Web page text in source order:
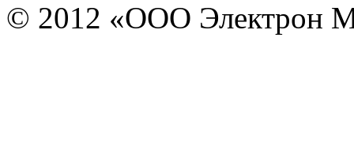
© 2012 «ООО Электрон